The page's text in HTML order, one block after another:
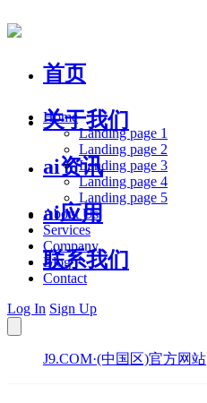
首页
关于我们
ai资讯
ai应用
联系我们
Home
Landing page 1
Landing page 2
Landing page 3
Landing page 4
Landing page 5
About Us
Services
Company
Blog
Contact
Log In Sign Up
J9.COM·(中国区)官方网站